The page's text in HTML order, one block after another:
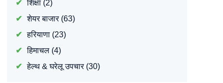
शिक्षा(2)
शेयर बाजार(63)
हरियाणा(23)
हिमाचल(4)
हेल्थ & घरेलू उपचार(30)